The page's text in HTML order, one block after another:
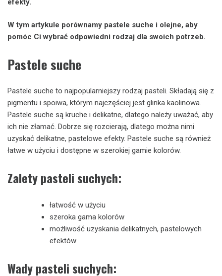
W tym artykule porównamy pastele suche i olejne, aby
pomóc Ci wybrać odpowiedni rodzaj dla swoich potrzeb.
Pastele suche
Pastele suche to najpopularniejszy rodzaj pasteli. Składają się z
pigmentu i spoiwa, którym najczęściej jest glinka kaolinowa.
Pastele suche są kruche i delikatne, dlatego należy uważać, aby
ich nie złamać. Dobrze się rozcierają, dlatego można nimi
uzyskać delikatne, pastelowe efekty. Pastele suche są również
łatwe w użyciu i dostępne w szerokiej gamie kolorów.
Zalety pasteli suchych:
łatwość w użyciu
szeroka gama kolorów
możliwość uzyskania delikatnych, pastelowych
efektów
Wady pasteli suchych: